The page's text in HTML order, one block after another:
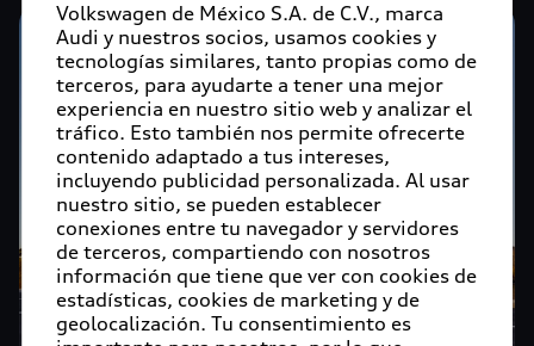
Volkswagen de México S.A. de C.V., marca
Audi y nuestros socios, usamos cookies y
tecnologías similares, tanto propias como de
terceros, para ayudarte a tener una mejor
experiencia en nuestro sitio web y analizar el
tráfico. Esto también nos permite ofrecerte
contenido adaptado a tus intereses,
incluyendo publicidad personalizada. Al usar
nuestro sitio, se pueden establecer
conexiones entre tu navegador y servidores
de terceros, compartiendo con nosotros
información que tiene que ver con cookies de
estadísticas, cookies de marketing y de
geolocalización. Tu consentimiento es